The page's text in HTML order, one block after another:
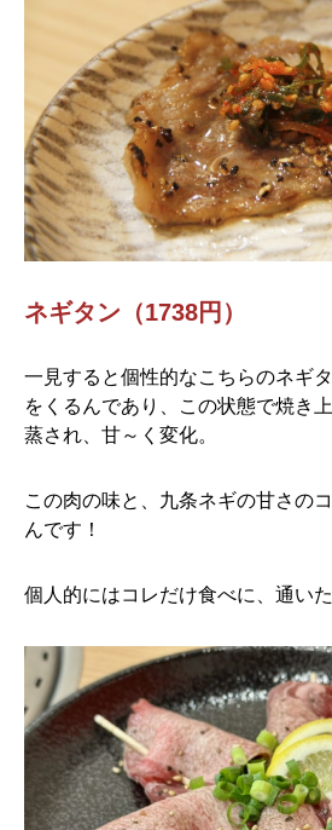
ネギタン（1738円）
一見すると個性的なこちらのネギ
をくるんであり、この状態で焼き
蒸され、甘～く変化。
この肉の味と、九条ネギの甘さの
んです！
個人的にはコレだけ食べに、通い